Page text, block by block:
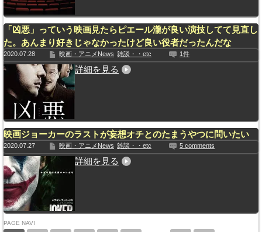
「凶悪」っていう映画見たらピエール瀧が良い演技してて見直し
た。あんまり好きじゃなかったけど良い役者だったんだな
2020.07.28 映画・アニメNews 雑談・・etc 1件
詳細を見る
映画ジョーカーのラストが妄想オチとのたまうやつに問いたい
2020.07.27 映画・アニメNews 雑談・・etc 5 comments
詳細を見る
PAGE NAVI